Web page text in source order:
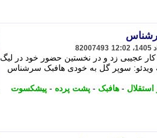
82007493
عجیبی زد و در نخستین حضور خود در لیگ
ویدئو: سوپر گل به خودی هافبک سرشناس
- هافبک - پشت پرده - پیشکسوت